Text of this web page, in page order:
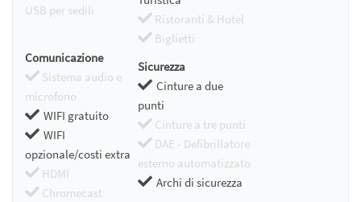
USB per sedili
Ristoranti & Hotel
Biglietti
Comunicazione
Sistema audio e
microfono
WIFI gratuito
WIFI
opzionale/costi extra
HDMI
Chromecast
Sicurezza
Cinture a due
punti
Cinture a tre punti
DAE - Defibrillatore
esterno automatizzato
Archi di sicurezza